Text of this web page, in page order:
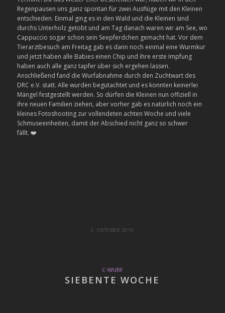
Regenpausen uns ganz spontan für zwei Ausflüge mit den Kleinen
entschieden. Einmal ging es in den Wald und die Kleinen sind
durchs Unterholz getobt und am Tag danach waren wir am See, wo
Cappuccio sogar schon sein Seepferdchen gemacht hat. Vor dem
Tierarztbesuch am Freitag gab es dann noch einmal eine Wurmkur
und jetzt haben alle Babies einen Chip und ihre erste Impfung
haben auch alle ganz tapfer über sich ergehen lassen.
Anschließend fand die Wurfabnahme durch den Zuchtwart des
DRC e.V. statt. Alle wurden begutachtet und es konnten keinerlei
Mängel festgestellt werden. So dürfen die Kleinen nun offiziell in
ihre neuen Familien ziehen, aber vorher gab es natürlich noch ein
kleines Fotoshooting zur vollendeten achten Woche und viele
Schmuseeinheiten, damit der Abschied nicht ganz so schwer
fällt. ❤️
5. OKTOBER 2019
C-WURF
SIEBENTE WOCHE